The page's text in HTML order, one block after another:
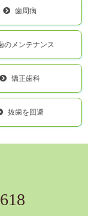
歯周病
のメンテナンス
矯正歯科
抜歯を回避